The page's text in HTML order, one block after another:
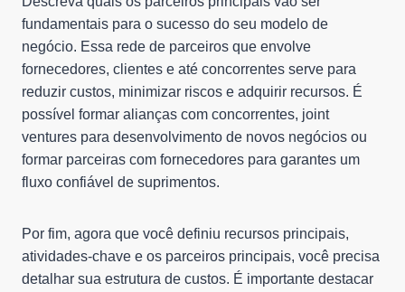
fundamentais para o sucesso do seu modelo de
negócio. Essa rede de parceiros que envolve
fornecedores, clientes e até concorrentes serve para
reduzir custos, minimizar riscos e adquirir recursos. É
possível formar alianças com concorrentes, joint
ventures para desenvolvimento de novos negócios ou
formar parceiras com fornecedores para garantes um
fluxo confiável de suprimentos.
Por fim, agora que você definiu recursos principais,
atividades-chave e os parceiros principais, você precisa
detalhar sua estrutura de custos. É importante destacar